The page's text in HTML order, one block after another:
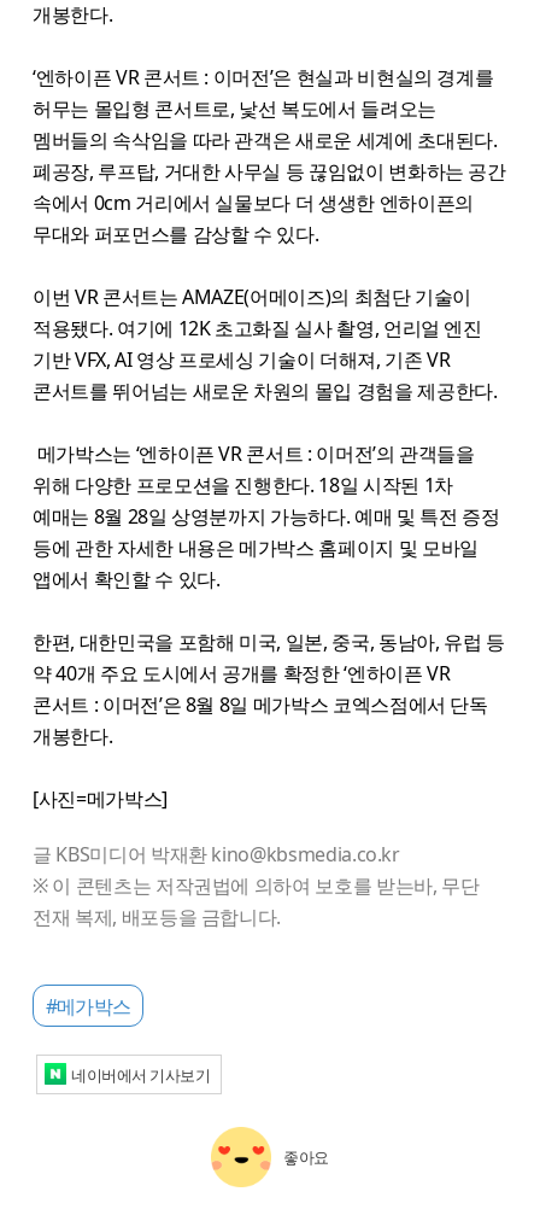
개봉한다.
‘엔하이픈 VR 콘서트 : 이머전’은 현실과 비현실의 경계를
허무는 몰입형 콘서트로, 낯선 복도에서 들려오는
멤버들의 속삭임을 따라 관객은 새로운 세계에 초대된다.
폐공장, 루프탑, 거대한 사무실 등 끊임없이 변화하는 공간
속에서 0cm 거리에서 실물보다 더 생생한 엔하이픈의
무대와 퍼포먼스를 감상할 수 있다.
이번 VR 콘서트는 AMAZE(어메이즈)의 최첨단 기술이
적용됐다. 여기에 12K 초고화질 실사 촬영, 언리얼 엔진
기반 VFX, AI 영상 프로세싱 기술이 더해져, 기존 VR
콘서트를 뛰어넘는 새로운 차원의 몰입 경험을 제공한다.
메가박스는 ‘엔하이픈 VR 콘서트 : 이머전’의 관객들을
위해 다양한 프로모션을 진행한다. 18일 시작된 1차
예매는 8월 28일 상영분까지 가능하다. 예매 및 특전 증정
등에 관한 자세한 내용은 메가박스 홈페이지 및 모바일
앱에서 확인할 수 있다.
한편, 대한민국을 포함해 미국, 일본, 중국, 동남아, 유럽 등
약 40개 주요 도시에서 공개를 확정한 ‘엔하이픈 VR
콘서트 : 이머전’은 8월 8일 메가박스 코엑스점에서 단독
개봉한다.
[사진=메가박스]
글 KBS미디어 박재환 kino@kbsmedia.co.kr
※ 이 콘텐츠는 저작권법에 의하여 보호를 받는바, 무단
전재 복제, 배포등을 금합니다.
#메가박스
네이버에서 기사보기
좋아요